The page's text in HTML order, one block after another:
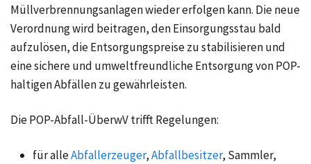
Müllverbrennungsanlagen wieder erfolgen kann. Die neue
Verordnung wird beitragen, den Einsorgungsstau bald
aufzulösen, die Entsorgungspreise zu stabilisieren und
eine sichere und umweltfreundliche Entsorgung von POP-
haltigen Abfällen zu gewährleisten.
Die POP-Abfall-ÜberwV trifft Regelungen:
für alleAbfallerzeuger,Abfallbesitzer, Sammler,